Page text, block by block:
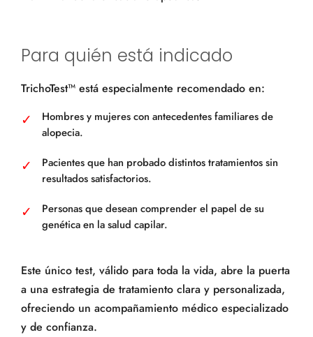
Para quién está indicado
TrichoTest™ está especialmente recomendado en:
Hombres y mujeres con antecedentes familiares de
alopecia.
Pacientes que han probado distintos tratamientos sin
resultados satisfactorios.
Personas que desean comprender el papel de su
genética en la salud capilar.
Este único test, válido para toda la vida, abre la puerta
a una estrategia de tratamiento clara y personalizada,
ofreciendo un acompañamiento médico especializado
y de confianza.